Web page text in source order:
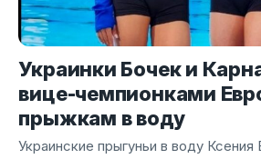
Украинки Бочек и
вице-чемпионками
прыжкам в воду
Украинские прыгуньи в воду